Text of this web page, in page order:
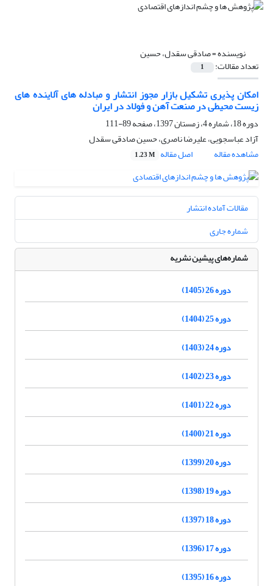
نویسنده =صادقی سقدل، حسین
تعداد مقالات: 1
امکان پذیری تشکیل بازار مجوز انتشار و مبادله های آلاینده های
زیست محیطی در صنعت آهن و فولاد در ایران
دوره 18، شماره 4، زمستان 1397، صفحه
89-111
آزاد عباسجویی، علیرضا ناصری، حسین صادقی سقدل
مشاهده مقاله
اصل مقاله 1.23 M
مقالات آماده انتشار
شماره جاری
شماره‌های پیشین نشریه
دوره 26 (1405)
دوره 25 (1404)
دوره 24 (1403)
دوره 23 (1402)
دوره 22 (1401)
دوره 21 (1400)
دوره 20 (1399)
دوره 19 (1398)
دوره 18 (1397)
دوره 17 (1396)
دوره 16 (1395)